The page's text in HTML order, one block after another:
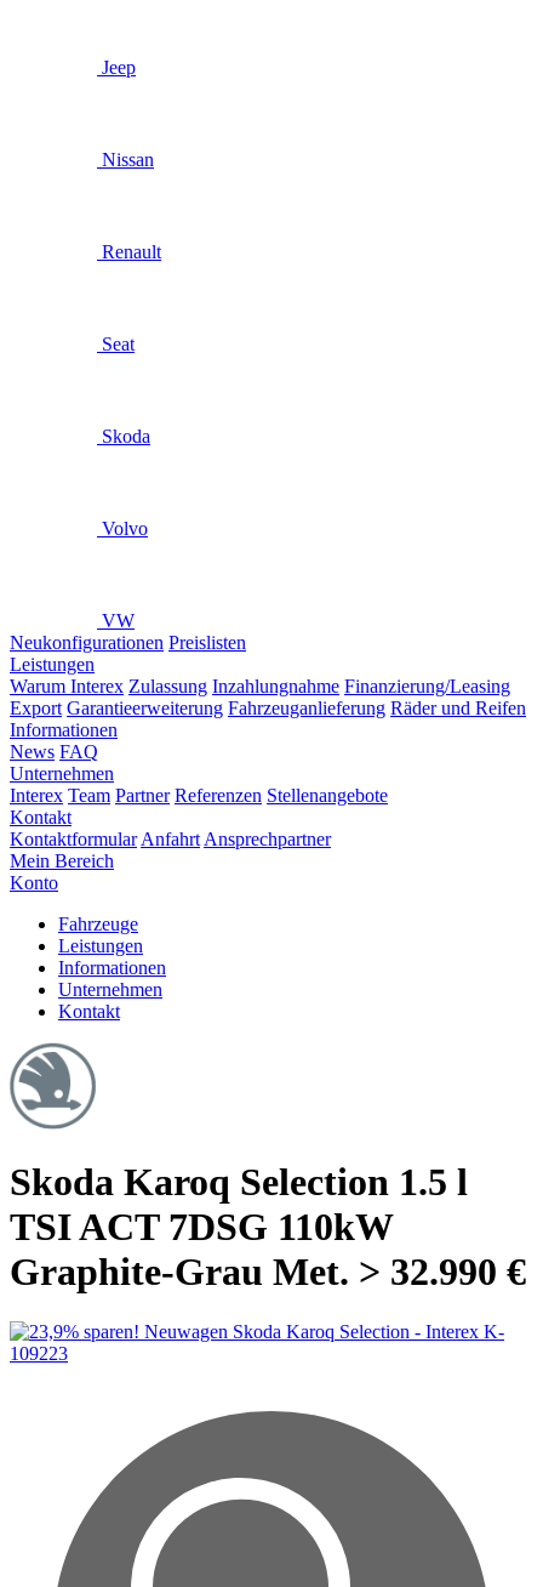
Jeep
Nissan
Renault
Seat
Skoda
Volvo
VW
Neukonfigurationen Preislisten
Leistungen
Warum Interex Zulassung Inzahlungnahme Finanzierung/Leasing
Export Garantieerweiterung Fahrzeuganlieferung Räder und Reifen
Informationen
News FAQ
Unternehmen
Interex Team Partner Referenzen Stellenangebote
Kontakt
Kontaktformular Anfahrt Ansprechpartner
Mein Bereich
Konto
Fahrzeuge
Leistungen
Informationen
Unternehmen
Kontakt
Skoda Karoq Selection 1.5 l
TSI ACT 7DSG 110kW
Graphite-Grau Met. > 32.990 €